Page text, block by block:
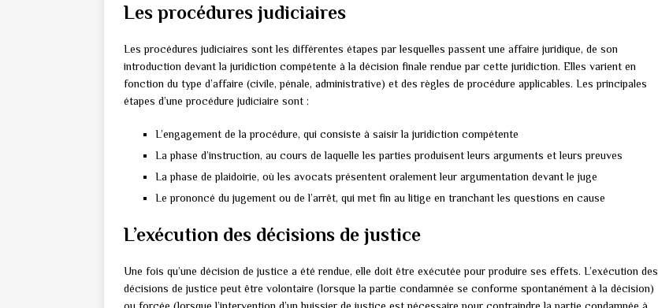
Les procédures judiciaires
Les procédures judiciaires sont les différentes étapes par lesquelles passent une affaire juridique, de son
introduction devant la juridiction compétente à la décision finale rendue par cette juridiction. Elles varient en
fonction du type d’affaire (civile, pénale, administrative) et des règles de procédure applicables. Les principales
étapes d’une procédure judiciaire sont :
L’engagement de la procédure, qui consiste à saisir la juridiction compétente
La phase d’instruction, au cours de laquelle les parties produisent leurs arguments et leurs preuves
La phase de plaidoirie, où les avocats présentent oralement leur argumentation devant le juge
Le prononcé du jugement ou de l’arrêt, qui met fin au litige en tranchant les questions en cause
L’exécution des décisions de justice
Une fois qu’une décision de justice a été rendue, elle doit être exécutée pour produire ses effets. L’exécution des
décisions de justice peut être volontaire (lorsque la partie condamnée se conforme spontanément à la décision)
ou forcée (lorsque l’intervention d’un huissier de justice est nécessaire pour contraindre la partie condamnée à